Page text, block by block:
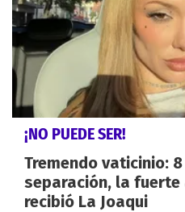
¡NO PUEDE SER!
Tremendo vaticinio:
separación, la fuerte
recibió La Joaqui